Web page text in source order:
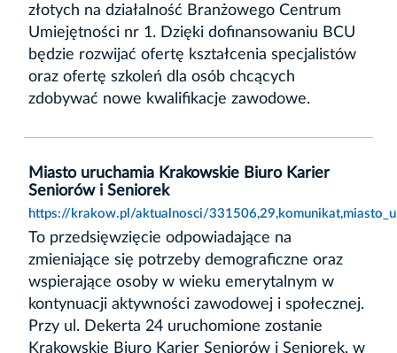
złotych na działalność Branżowego Centrum
Umiejętności nr 1. Dzięki dofinansowaniu BCU
będzie rozwijać ofertę kształcenia specjalistów
oraz ofertę szkoleń dla osób chcących
zdobywać nowe kwalifikacje zawodowe.
Miasto uruchamia Krakowskie Biuro Karier
Seniorów i Seniorek
https://krakow.pl/aktualnosci/
To przedsięwzięcie odpowiadające na
zmieniające się potrzeby demograficzne oraz
wspierające osoby w wieku emerytalnym w
kontynuacji aktywności zawodowej i społecznej.
Przy ul. Dekerta 24 uruchomione zostanie
Krakowskie Biuro Karier Seniorów i Seniorek, w